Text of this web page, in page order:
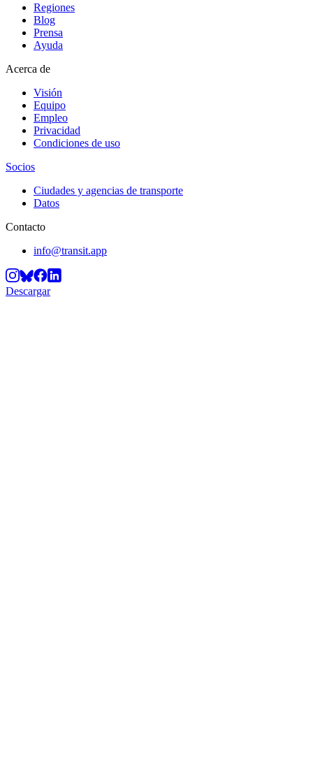
Regiones
Blog
Prensa
Ayuda
Acerca de
Visión
Equipo
Empleo
Privacidad
Condiciones de uso
Socios
Ciudades y agencias de transporte
Datos
Contacto
info@transit.app
Descargar